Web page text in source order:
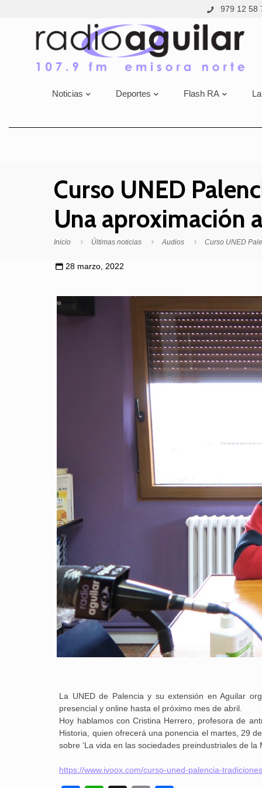
979 12 58
Noticias Deportes Flash RA
Curso UNED
Una aproximación
Inicio Últimas noticias Audios Curso UNED
28 marzo, 2022
La UNED de Palencia y su extensión en Aguilar
presencial y online hasta el próximo mes de abril.
Hoy hablamos con Cristina Herrero, profesora de
Historia, quien ofrecerá una ponencia el martes, 29
sobre ‘La vida en las sociedades preindustriales de
https://www.ivoox.com/curso-uned-palencia-